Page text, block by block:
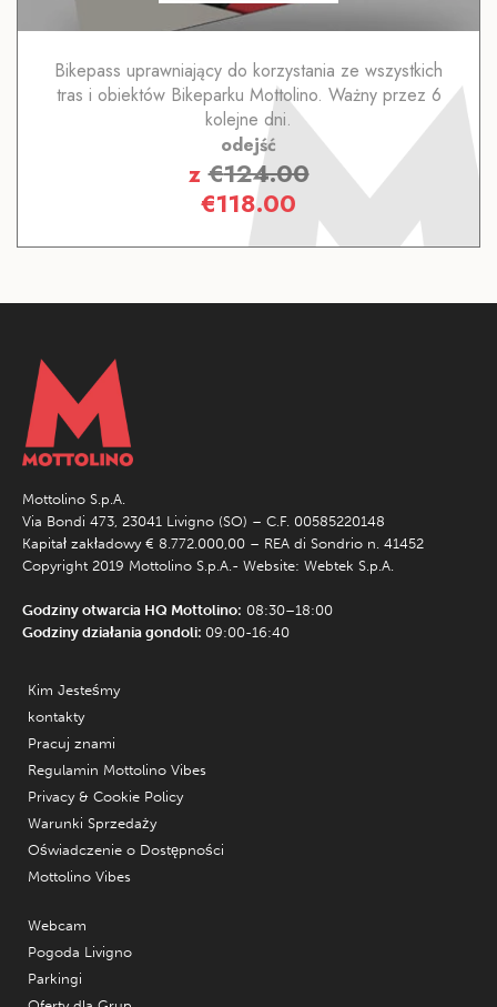
Bikepass uprawniający do korzystania ze wszystkich
tras i obiektów Bikeparku Mottolino. Ważny przez 6
kolejne dni.
odejść
z€124.00
€118.00
Mottolino S.p.A.
Via Bondi 473, 23041 Livigno (SO) – C.F. 00585220148
Kapitał zakładowy € 8.772.000,00 – REA di Sondrio n. 41452
Copyright 2019 Mottolino S.p.A.- Website: Webtek S.p.A.
Godziny otwarcia HQ Mottolino: 08:30–18:00
Godziny działania gondoli: 09:00-16:40
Kim Jesteśmy
kontakty
Pracuj znami
Regulamin Mottolino Vibes
Privacy & Cookie Policy
Warunki Sprzedaży
Oświadczenie o Dostępności
Mottolino Vibes
Webcam
Pogoda Livigno
Parkingi